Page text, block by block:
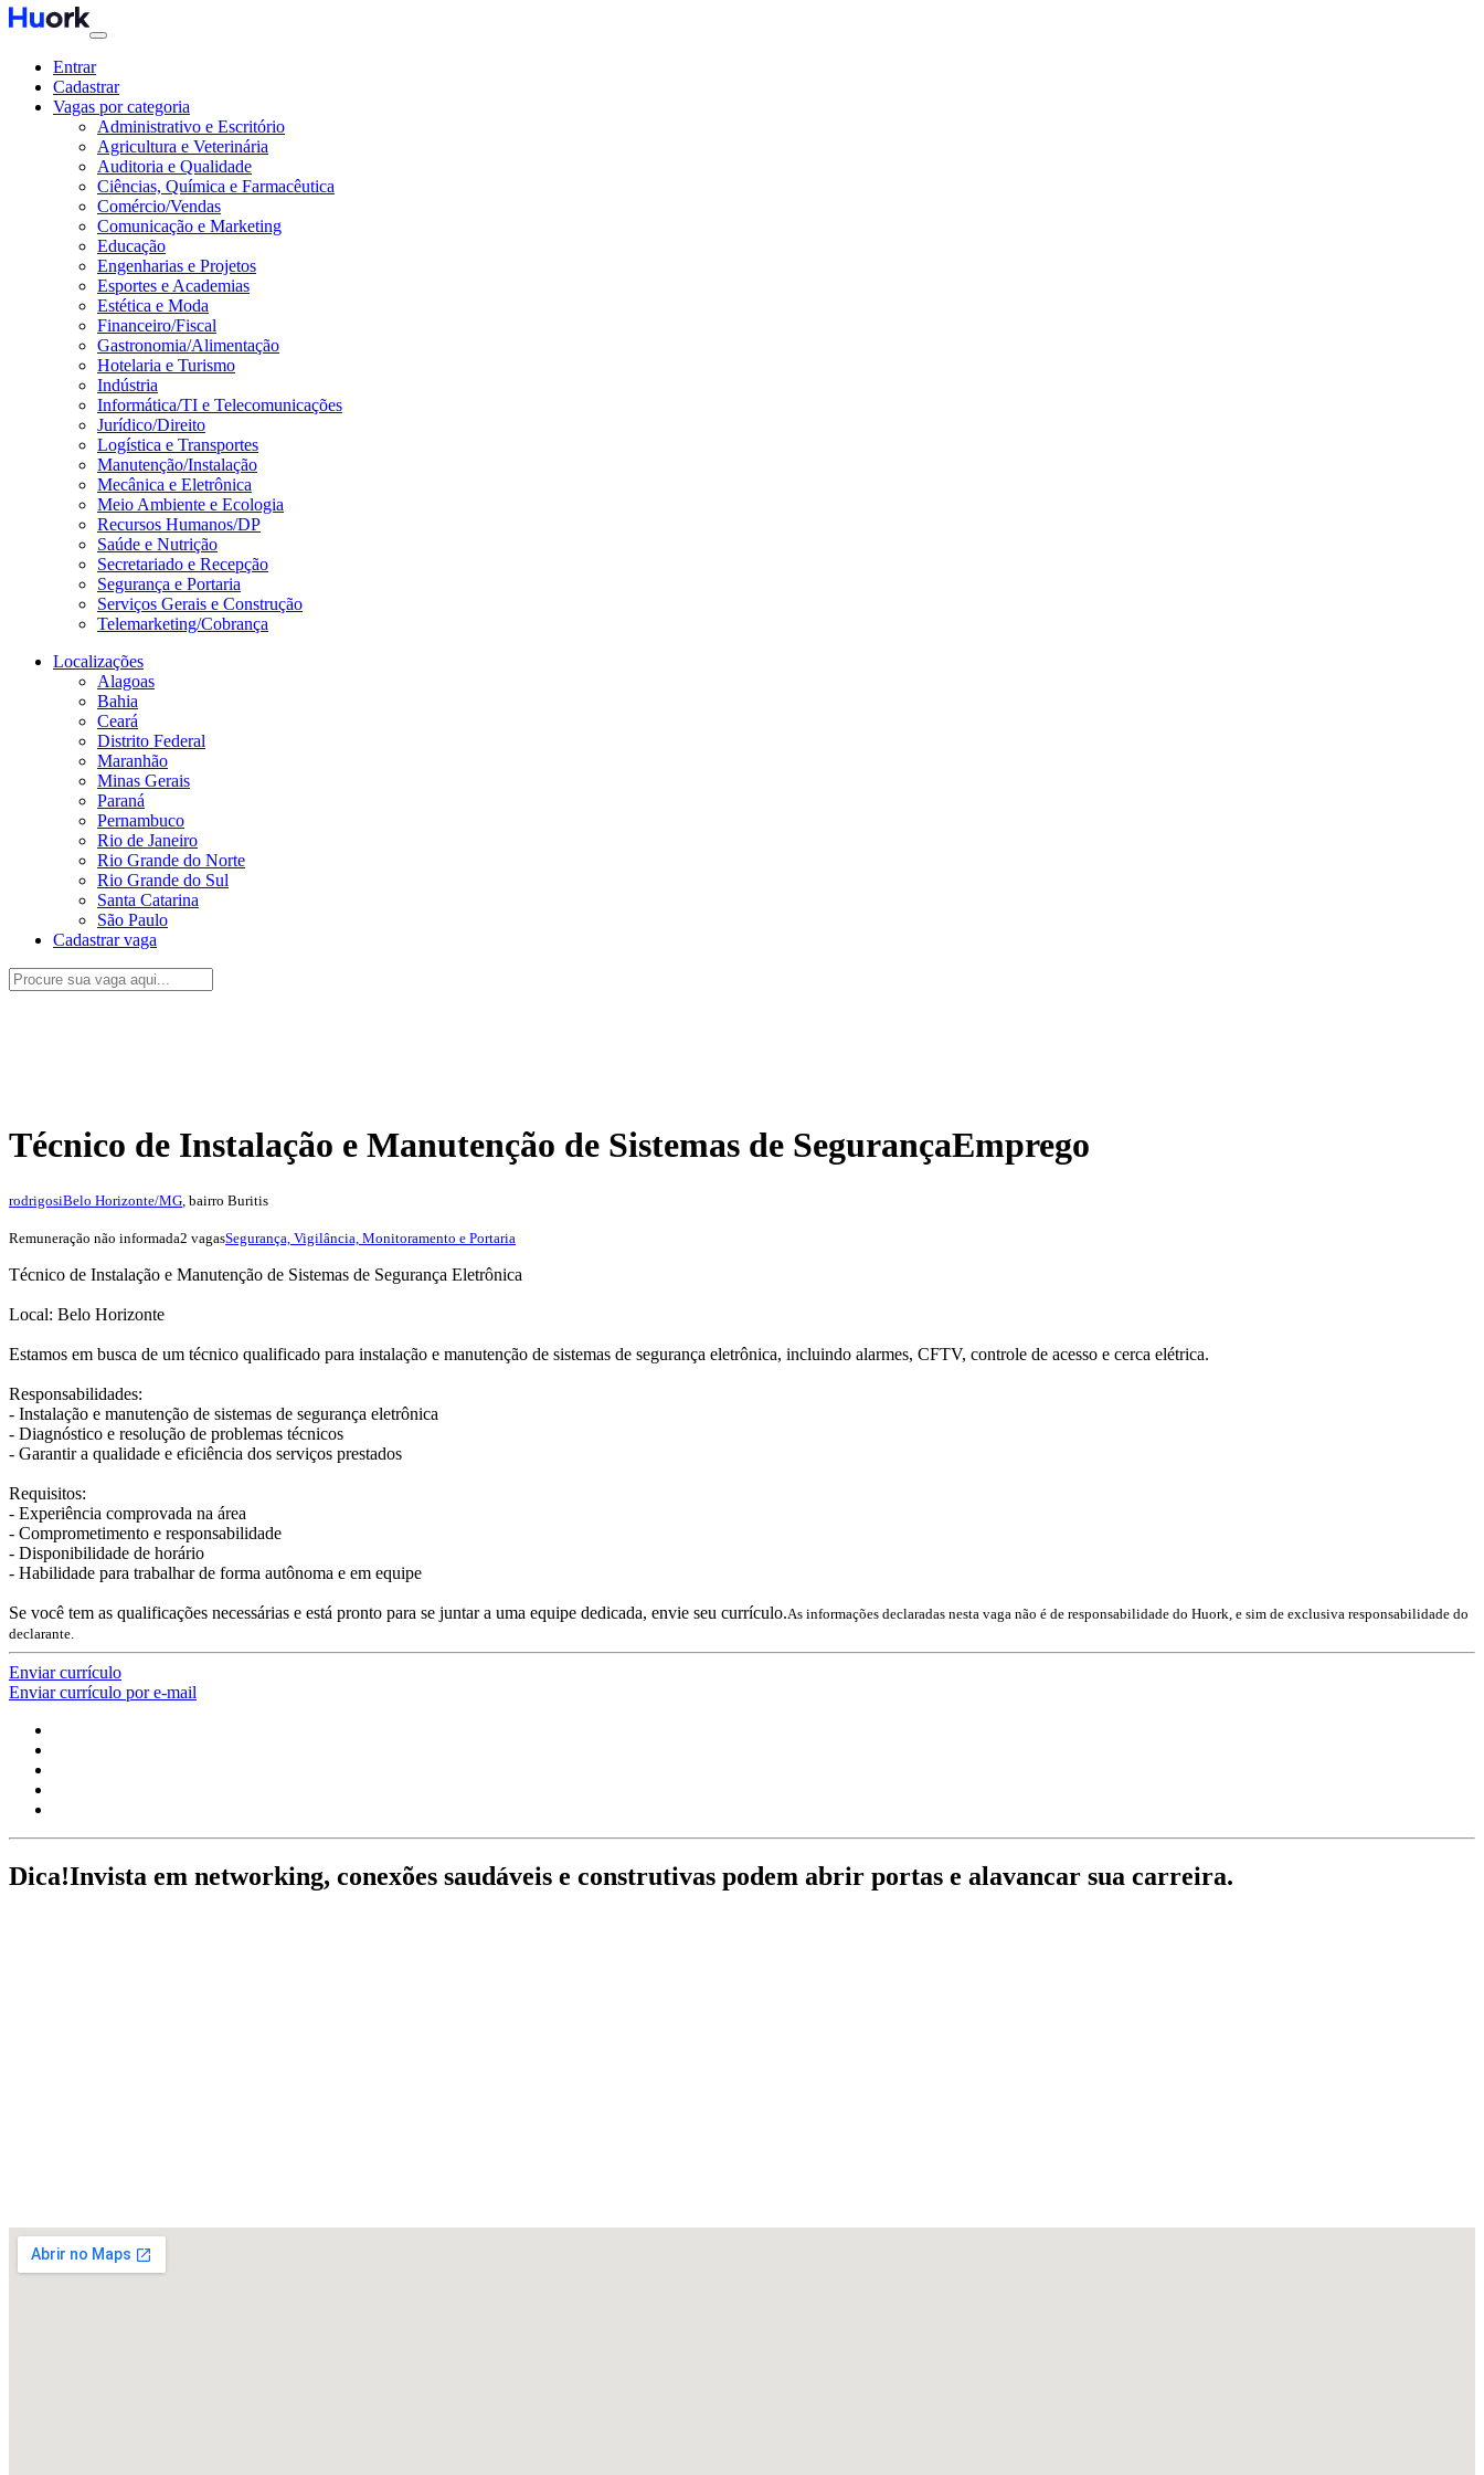
Entrar
Cadastrar
Vagas por categoria
Administrativo e Escritório
Agricultura e Veterinária
Auditoria e Qualidade
Ciências, Química e Farmacêutica
Comércio/Vendas
Comunicação e Marketing
Educação
Engenharias e Projetos
Esportes e Academias
Estética e Moda
Financeiro/Fiscal
Gastronomia/Alimentação
Hotelaria e Turismo
Indústria
Informática/TI e Telecomunicações
Jurídico/Direito
Logística e Transportes
Manutenção/Instalação
Mecânica e Eletrônica
Meio Ambiente e Ecologia
Recursos Humanos/DP
Saúde e Nutrição
Secretariado e Recepção
Segurança e Portaria
Serviços Gerais e Construção
Telemarketing/Cobrança
Localizações
Alagoas
Bahia
Ceará
Distrito Federal
Maranhão
Minas Gerais
Paraná
Pernambuco
Rio de Janeiro
Rio Grande do Norte
Rio Grande do Sul
Santa Catarina
São Paulo
Cadastrar vaga
Técnico de Instalação e Manutenção de Sistemas de SegurançaEmprego
rodrigosiBelo Horizonte/MG , bairro Buritis
Remuneração não informada2 vagasSegurança, Vigilância, Monitoramento e Portaria
Técnico de Instalação e Manutenção de Sistemas de Segurança Eletrônica
Local: Belo Horizonte
Estamos em busca de um técnico qualificado para instalação e manutenção de sistemas de segurança eletrônica, incluindo alarmes, CFTV, controle de acesso e cerca elétrica.
Responsabilidades:
- Instalação e manutenção de sistemas de segurança eletrônica
- Diagnóstico e resolução de problemas técnicos
- Garantir a qualidade e eficiência dos serviços prestados
Requisitos:
- Experiência comprovada na área
- Comprometimento e responsabilidade
- Disponibilidade de horário
- Habilidade para trabalhar de forma autônoma e em equipe
Se você tem as qualificações necessárias e está pronto para se juntar a uma equipe dedicada, envie seu currículo.As informações declaradas nesta vaga não é de responsabilidade do Huork, e sim de exclusiva responsabilidade do
declarante.
Enviar currículo
Enviar currículo por e-mail
Dica!Invista em networking, conexões saudáveis e construtivas podem abrir portas e alavancar sua carreira.